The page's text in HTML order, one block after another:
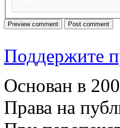
Поддержите
Основан в
Права на